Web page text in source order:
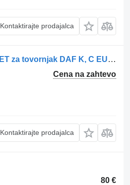
Kontaktirajte prodajalca
Stikalo akumulatorja Volvo LF 45 / LF 55 LH BUMPER BRACKET za tovornjak DAF K, C EURO 6
Cena na zahtevo
Kontaktirajte prodajalca
80 €